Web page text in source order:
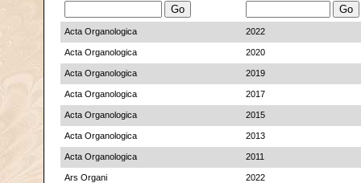
Acta Organologica 2022
Acta Organologica 2020
Acta Organologica 2019
Acta Organologica 2017
Acta Organologica 2015
Acta Organologica 2013
Acta Organologica 2011
Ars Organi 2022